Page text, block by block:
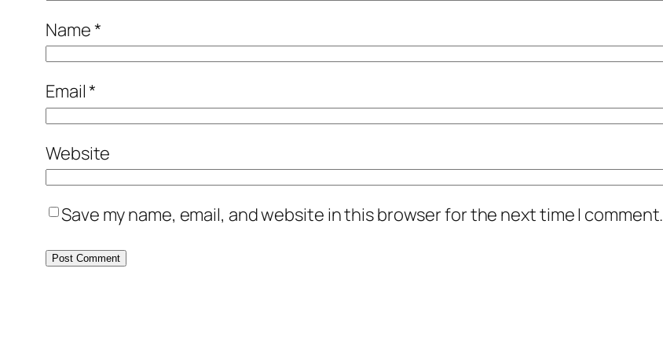
Name*
Email*
Website
Save my name, email, and website in this browser for the next time I comment.